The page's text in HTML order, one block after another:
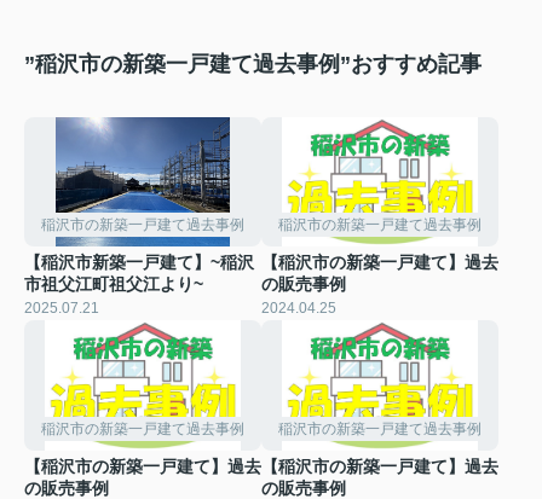
”稲沢市の新築一戸建て過去事例”おすすめ記事
稲沢市の新築一戸建て過去事例
【稲沢市新築一戸建て】~稲沢
市祖父江町祖父江より~
2025.07.21
稲沢市の新築一戸建て過去事例
【稲沢市の新築一戸建て】過去
の販売事例
2024.04.25
稲沢市の新築一戸建て過去事例
【稲沢市の新築一戸建て】過去
の販売事例
稲沢市の新築一戸建て過去事例
【稲沢市の新築一戸建て】過去
の販売事例